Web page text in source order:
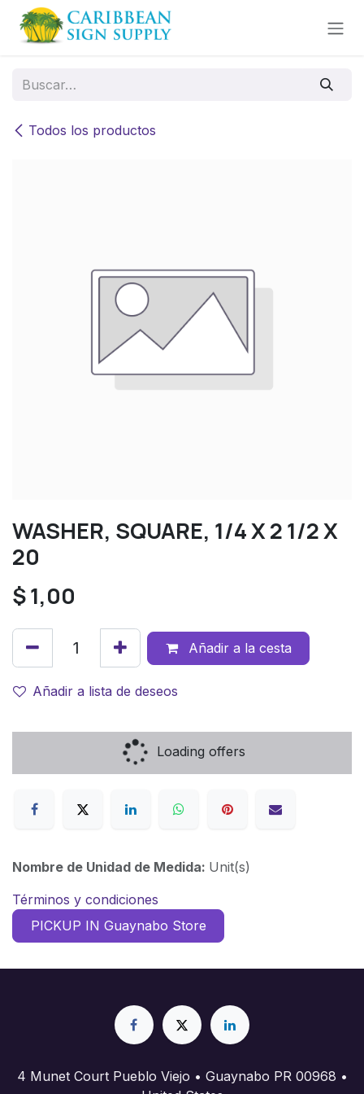
Ir al contenido
Todos los productos
WASHER, SQUARE, 1/4 X 2 1/2 X
20
$1,00
Añadir a la cesta
Añadir a lista de deseos
Loading offers
Nombre de Unidad de Medida: Unit(s)
Términos y condiciones
PICKUP IN Guaynabo Store
4 Munet Court Pueblo Viejo • Guaynabo PR 00968 •